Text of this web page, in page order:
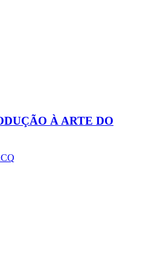
À ARTE DO